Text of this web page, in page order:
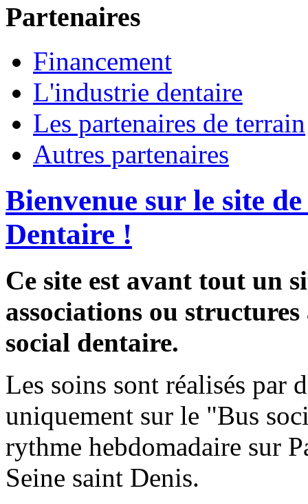
Partenaires
Financement
L'industrie dentaire
Les partenaires de terrain
Autres partenaires
Bienvenue sur le site
Dentaire !
Ce site est avant tout un
associations ou
social dentaire.
Les soins sont réalisés par
uniquement sur le "Bus
rythme hebdomadaire sur
Seine saint Denis.